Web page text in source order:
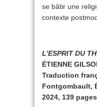
se bâtir une
contexte
L’ESPRIT DU
ÉTIENNE
Traduction
Fontgombault,
2024, 139